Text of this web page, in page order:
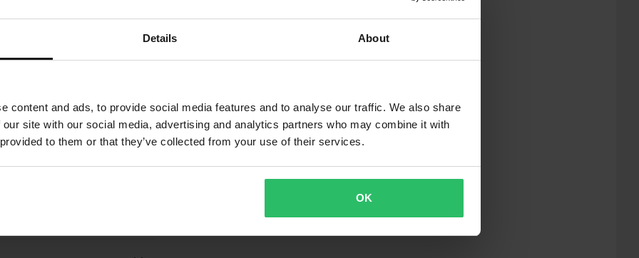
Details About
content and ads, to provide social media features and to analyse our traffic. We also share
site with our social media, advertising and analytics partners who may combine it with
to them or that they’ve collected from your use of their services.
OK
körningen
2–3 dagar
Beställningen kommer att
Du hittar den uppskattade